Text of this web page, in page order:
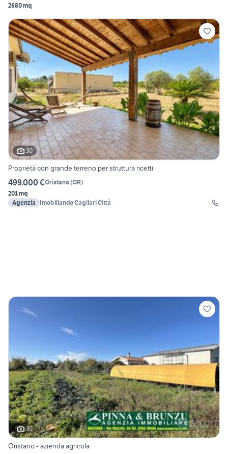
2680 mq
30
Proprietà con grande terreno per struttura ricetti
499.000 €Oristano(OR)
201 mq
Agenzia
Imobiliando Cagliari Città
30
Oristano - azienda agricola